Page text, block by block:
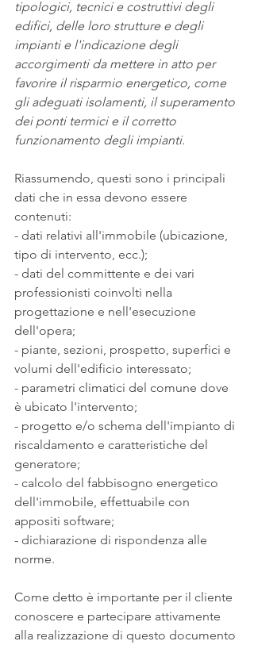
tipologici, tecnici e costruttivi degli
edifici, delle loro strutture e degli
impianti e l'indicazione degli
accorgimenti da mettere in atto per
favorire il risparmio energetico, come
gli adeguati isolamenti, il superamento
dei ponti termici e il corretto
funzionamento degli impianti.
Riassumendo, questi sono i principali
dati che in essa devono essere
contenuti:
- dati relativi all'immobile (ubicazione,
tipo di intervento, ecc.);
- dati del committente e dei vari
professionisti coinvolti nella
progettazione e nell'esecuzione
dell'opera;
- piante, sezioni, prospetto, superfici e
volumi dell'edificio interessato;
- parametri climatici del comune dove
è ubicato l'intervento;
- progetto e/o schema dell'impianto di
riscaldamento e caratteristiche del
generatore;
- calcolo del fabbisogno energetico
dell'immobile, effettuabile con
appositi software;
- dichiarazione di rispondenza alle
norme.
Come detto è importante per il cliente
conoscere e partecipare attivamente
alla realizzazione di questo documento